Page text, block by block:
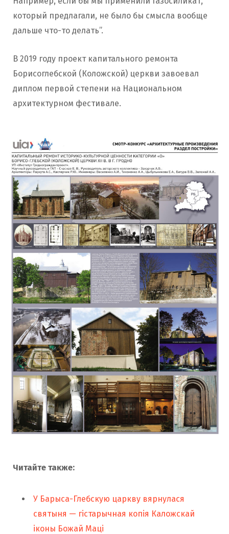
который предлагали, не было бы смысла вообще
дальше что-то делать”.
В 2019 году проект капитального ремонта
Борисоглебской (Коложской) церкви завоевал
диплом первой степени на Национальном
архитектурном фестивале.
Читайте также:
У Барыса-Глебскую царкву вярнулася
святыня — гістарычная копія Каложскай
іконы Божай Маці